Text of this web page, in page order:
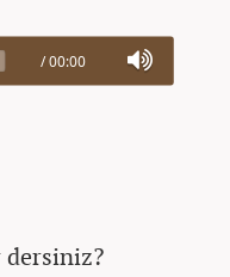
/ 00:00
dersiniz?